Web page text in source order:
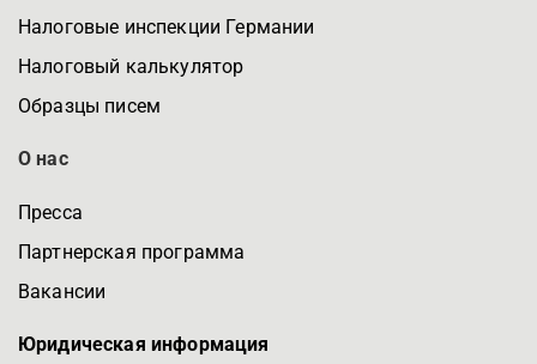
Налоговые инспекции Германии
Налоговый калькулятор
Образцы писем
О нас
Пресса
Партнерская программа
Вакансии
Юридическая информация